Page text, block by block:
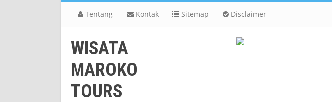
Tentang Kontak Sitemap Disclaimer
WISATA
MAROKO
TOURS